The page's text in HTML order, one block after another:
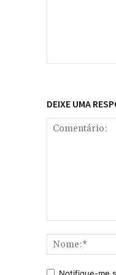
DEIXE UMA